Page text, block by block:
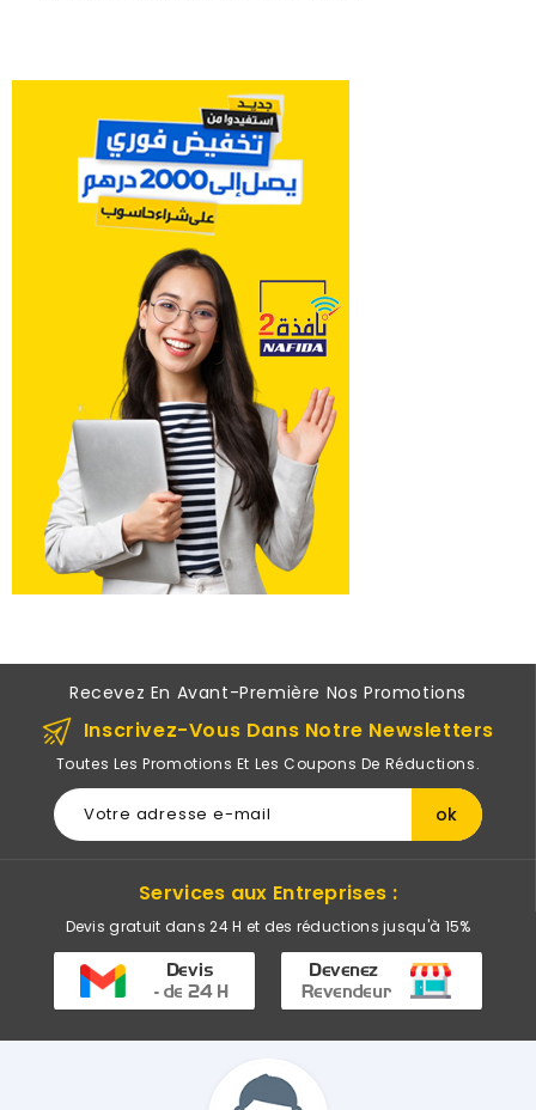
Recevez En Avant-Première Nos Promotions
Inscrivez-Vous Dans Notre Newsletters
Toutes Les Promotions Et Les Coupons De Réductions.
Services aux Entreprises :
Devis gratuit dans 24 H et des réductions jusqu'à 15%